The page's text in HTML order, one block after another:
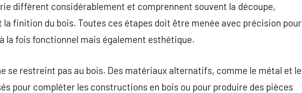
diffèrent considérablement et comprennent souvent la découpe,
la finition du bois. Toutes ces étapes doit être menée avec précision pour
la fois fonctionnel mais également esthétique.
se restreint pas au bois. Des matériaux alternatifs, comme le métal et le
pour compléter les constructions en bois ou pour produire des pièces